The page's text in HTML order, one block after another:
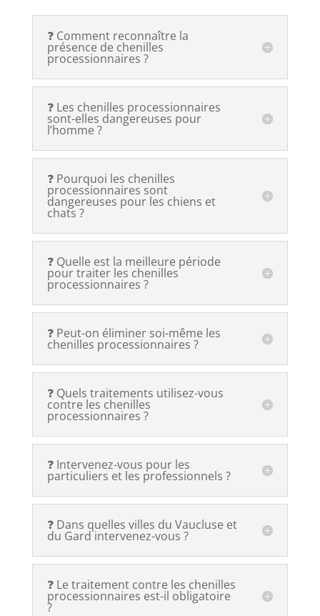
❓ Comment reconnaître la
présence de chenilles
processionnaires ?
❓ Les chenilles processionnaires
sont-elles dangereuses pour
l’homme ?
❓ Pourquoi les chenilles
processionnaires sont
dangereuses pour les chiens et
chats ?
❓ Quelle est la meilleure période
pour traiter les chenilles
processionnaires ?
❓ Peut-on éliminer soi-même les
chenilles processionnaires ?
❓ Quels traitements utilisez-vous
contre les chenilles
processionnaires ?
❓ Intervenez-vous pour les
particuliers et les professionnels ?
❓ Dans quelles villes du Vaucluse et
du Gard intervenez-vous ?
❓ Le traitement contre les chenilles
processionnaires est-il obligatoire
?